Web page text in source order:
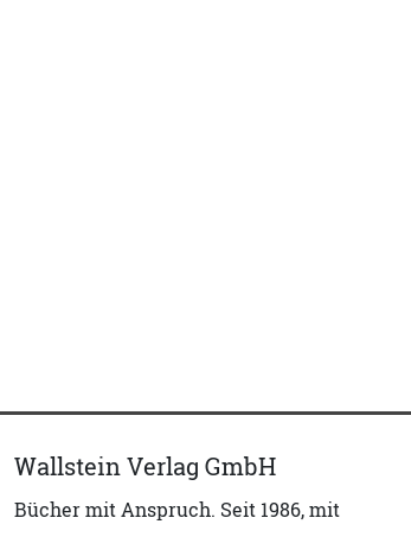
Wallstein Verlag GmbH
Bücher mit Anspruch. Seit 1986, mit